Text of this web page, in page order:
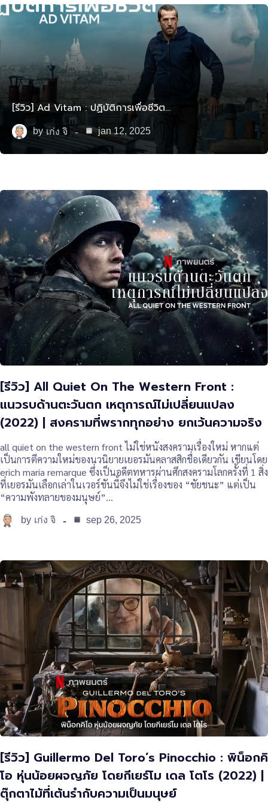
[รีวิว] Ad Vitam : ปฏิบัติการเพื่อชีวิต…
by เก่ง จิ jan 12, 2025
[รีวิว] All Quiet On The Western Front :
แนวรบด้านตะวันตก เหตุการณ์ไม่เปลี่ยนแปลง
(2022) | สงครามที่พรากทุกอย่าง ยกเว้นความจริง
all quiet on the western front ไม่ใช่หนังสงครามเรื่องใหม่ หากแต่
เป็นการตีความใหม่ของนวนิยายเยอรมันคลาสสิกชื่อเดียวกัน เขียนโดย
erich maria remarque ซึ่งเป็นอดีตทหารผ่านศึกสงครามโลกครั้งที่ 1 สิ่ง
ที่เยอรมันเลือกเล่าในเวอร์ชันนี้จึงไม่ใช่เรื่องของ “ชัยชนะ” แต่เป็น
“ความพังทลายของมนุษย์”…
by เก่ง จิ sep 26, 2025
[รีวิว] Guillermo Del Toro’s Pinocchio : พิน็อกคิ
โอ หุ่นน้อยผจญภัย โดยกีเยร์โม เดล โตโร (2022) |
ตุ๊กตาไม้ที่เต้นรำกับความเป็นมนุษย์